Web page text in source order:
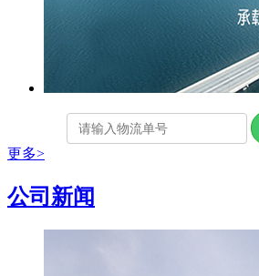
更多>
公司新闻